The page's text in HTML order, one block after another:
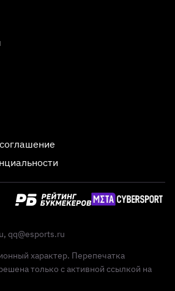
qq@esports.ru
характер. Перепечатка
только с активной ссылкой на